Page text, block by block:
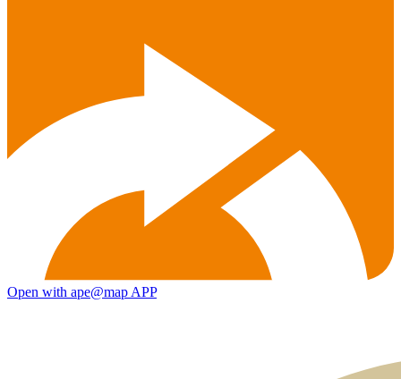
Open with ape@map APP